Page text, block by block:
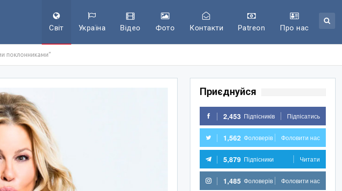
Світ Україна Відео Фото Контакти Patreon Про нас
поклонниками”
Приєднуйся
2,453 Підпісників Підпісатись
1,562 Фоловерів Фоловити нас
5,879 Підпісники Читати
1,485 Фоловерів Фоловити нас